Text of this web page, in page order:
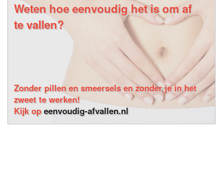
Weten hoe eenvoudig het is om af
te vallen?
Zonder pillen en smeersels en zonder je in het
zweet te werken!
Kijk opeenvoudig-afvallen.nl